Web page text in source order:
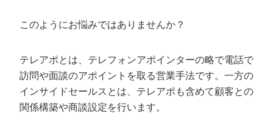
品質ガイドライン
社内コンペ
定額制採用代行・RPO『トルトルくん』
営業改善特化の動画制作『動画でカリトルく
ん』
格安でAI導入支援『あいのりAI』
拡散付1日密着動画制作『まるごと社長』
1本無料で記事を制作『SEOトライアル』
定額制LP制作・改善『最強LP』
実績
お役立ち資料
StockSun道場
道場TOP
エンジニア
年収エージェント
このようにお悩みではありませんか？
テレアポとは、テレフォンアポインターの略で電話で
訪問や面談のアポイントを取る営業手法です。一方の
インサイドセールスとは、テレアポも含めて顧客との
関係構築や商談設定を行います。